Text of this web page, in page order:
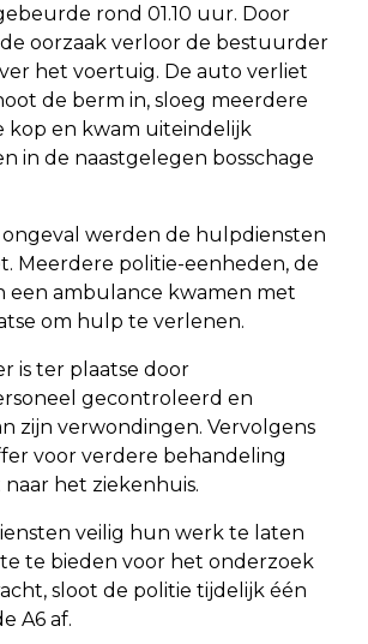
rond 01.10 uur. Door
oorzaak verloor de bestuurder
het voertuig. De auto verliet
de berm in, sloeg meerdere
kop en kwam uiteindelijk
in de naastgelegen bosschage
werden de hulpdiensten
Meerdere politie-eenheden, de
een ambulance kwamen met
om hulp te verlenen.
is ter plaatse door
gecontroleerd en
zijn verwondingen. Vervolgens
voor verdere behandeling
het ziekenhuis.
veilig hun werk te laten
te bieden voor het onderzoek
sloot de politie tijdelijk één
A6 af.